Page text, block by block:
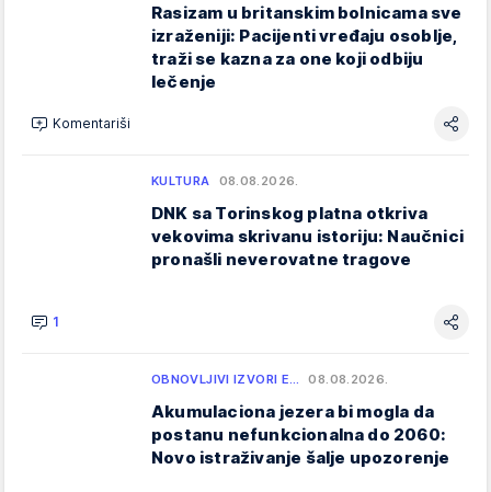
Rasizam u britanskim bolnicama sve
izraženiji: Pacijenti vređaju osoblje,
traži se kazna za one koji odbiju
lečenje
Komentariši
KULTURA 08.08.2026.
DNK sa Torinskog platna otkriva
vekovima skrivanu istoriju: Naučnici
pronašli neverovatne tragove
1
OBNOVLJIVI IZVORI E… 08.08.2026.
Akumulaciona jezera bi mogla da
postanu nefunkcionalna do 2060:
Novo istraživanje šalje upozorenje